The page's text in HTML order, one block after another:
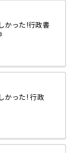
かった!行政書
かった! 行政